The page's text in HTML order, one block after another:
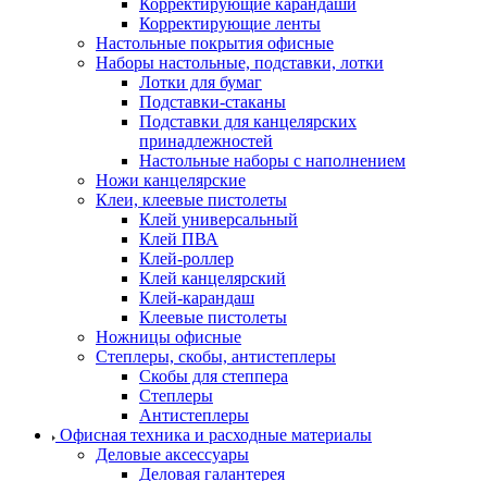
Корректирующие карандаши
Корректирующие ленты
Настольные покрытия офисные
Наборы настольные, подставки, лотки
Лотки для бумаг
Подставки-стаканы
Подставки для канцелярских
принадлежностей
Настольные наборы с наполнением
Ножи канцелярские
Клеи, клеевые пистолеты
Клей универсальный
Клей ПВА
Клей-роллер
Клей канцелярский
Клей-карандаш
Клеевые пистолеты
Ножницы офисные
Степлеры, скобы, антистеплеры
Скобы для степпера
Степлеры
Антистеплеры
Офисная техника и расходные материалы
Деловые аксессуары
Деловая галантерея